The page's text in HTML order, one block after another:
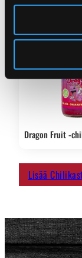
Dragon Fruit -
Lisää